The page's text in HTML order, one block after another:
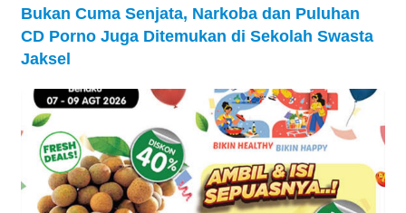
Bukan Cuma Senjata, Narkoba dan Puluhan
CD Porno Juga Ditemukan di Sekolah Swasta
Jaksel